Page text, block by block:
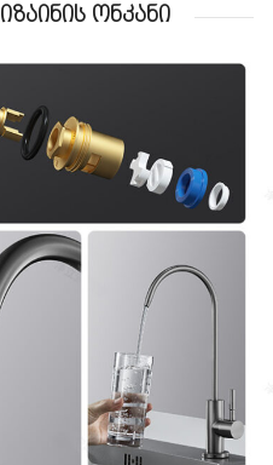
ონკანი